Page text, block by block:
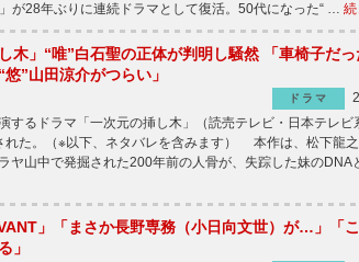
が28年ぶりに連続ドラマとして復活。50代になった“ …
木」“唯”白石聖の正体が判明し騒然 「車椅子だっ
悠”山田涼介がつらい」
ドラマ
するドラマ「一次元の挿し木」（読売テレビ・日本テレビ
れた。（※以下、ネタバレを含みます） 本作は、松下龍
ヤ山中で発掘された200年前の人骨が、失踪した妹の
」「まさか長野専務（小日向文世）が…」「
」